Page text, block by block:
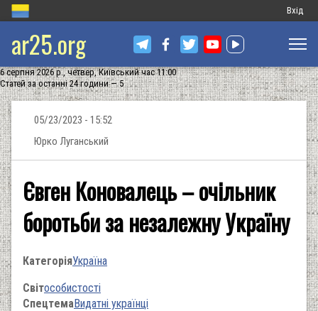
Меню
запису
Вхід
ar25.org
6 серпня 2026 р., четвер, Київський час 11:00
Статей за останні 24 години — 5
05/23/2023 - 15:52
Юрко Луганський
Євген Коновалець – очільник
боротьби за незалежну Україну
КатегоріяУкраїна
Світособистості
СпецтемаВидатні українці